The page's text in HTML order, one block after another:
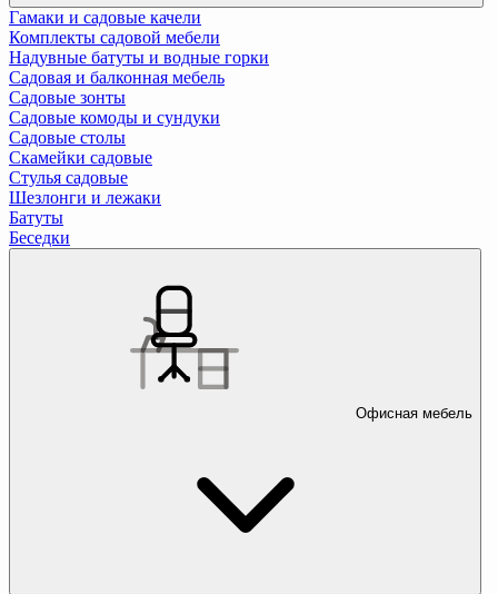
Гамаки и садовые качели
Комплекты садовой мебели
Надувные батуты и водные горки
Садовая и балконная мебель
Садовые зонты
Садовые комоды и сундуки
Садовые столы
Скамейки садовые
Стулья садовые
Шезлонги и лежаки
Батуты
Беседки
Офисная мебель